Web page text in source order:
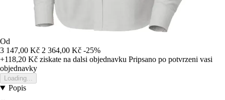
Od
3 147,00 Kč 2 364,00 Kč -25%
+118,20 Kč ziskate na dalsi objednavku Pripsano po potvrzeni vasi
objednavky
Loading...
Popis